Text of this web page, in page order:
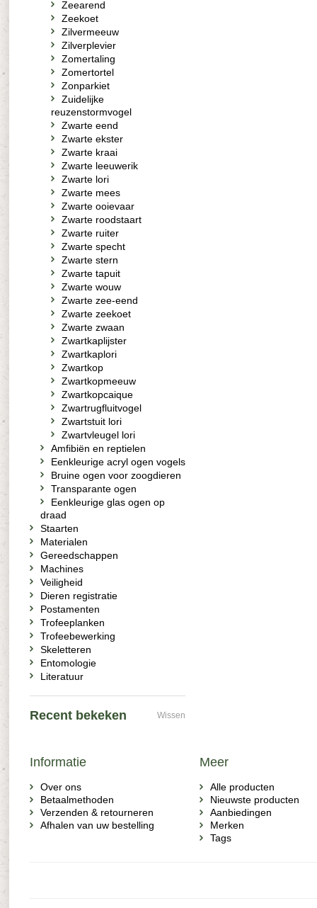
Zeearend
Zeekoet
Zilvermeeuw
Zilverplevier
Zomertaling
Zomertortel
Zonparkiet
Zuidelijke
reuzenstormvogel
Zwarte eend
Zwarte ekster
Zwarte kraai
Zwarte leeuwerik
Zwarte lori
Zwarte mees
Zwarte ooievaar
Zwarte roodstaart
Zwarte ruiter
Zwarte specht
Zwarte stern
Zwarte tapuit
Zwarte wouw
Zwarte zee-eend
Zwarte zeekoet
Zwarte zwaan
Zwartkaplijster
Zwartkaplori
Zwartkop
Zwartkopmeeuw
Zwartkopcaique
Zwartrugfluitvogel
Zwartstuit lori
Zwartvleugel lori
Amfibiën en reptielen
Eenkleurige acryl ogen vogels
Bruine ogen voor zoogdieren
Transparante ogen
Eenkleurige glas ogen op
draad
Staarten
Materialen
Gereedschappen
Machines
Veiligheid
Dieren registratie
Postamenten
Trofeeplanken
Trofeebewerking
Skeletteren
Entomologie
Literatuur
Recent bekeken Wissen
Informatie
Over ons
Betaalmethoden
Verzenden & retourneren
Afhalen van uw bestelling
Meer
Alle producten
Nieuwste producten
Aanbiedingen
Merken
Tags